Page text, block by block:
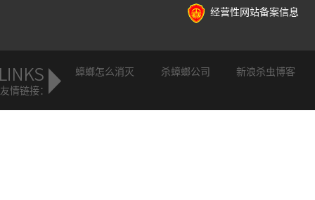
经营性网站备案信息
友情链接：
蟑螂怎么消灭 杀蟑螂公司 新浪杀虫博客